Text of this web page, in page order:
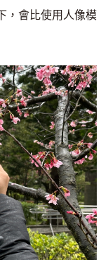
，會比使用人像模